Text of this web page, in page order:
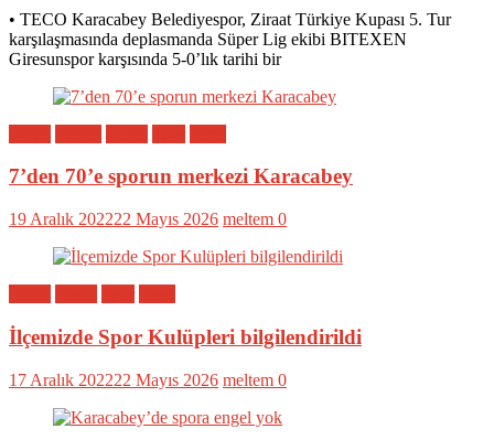
• TECO Karacabey Belediyespor, Ziraat Türkiye Kupası 5. Tur
karşılaşmasında deplasmanda Süper Lig ekibi BITEXEN
Giresunspor karşısında 5-0’lık tarihi bir
7’den 70’e sporun merkezi Karacabey
19 Aralık 202222 Mayıs 2026 meltem 0
İlçemizde Spor Kulüpleri bilgilendirildi
17 Aralık 202222 Mayıs 2026 meltem 0